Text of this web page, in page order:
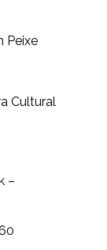
Peixe
Cultural
–